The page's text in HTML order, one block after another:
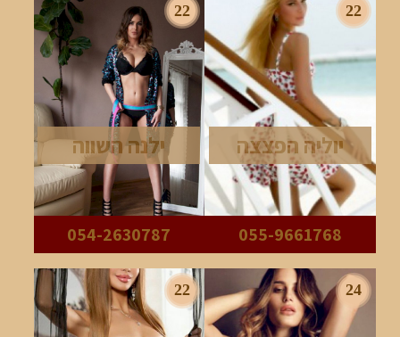
22
יוליה הפצצה
055-9661768
22
ילנה השווה
054-2630787
24
22